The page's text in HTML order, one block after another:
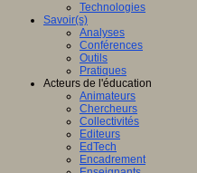
Technologies
Savoir(s)
Analyses
Conférences
Outils
Pratiques
Acteurs de l'éducation
Animateurs
Chercheurs
Collectivités
Editeurs
EdTech
Encadrement